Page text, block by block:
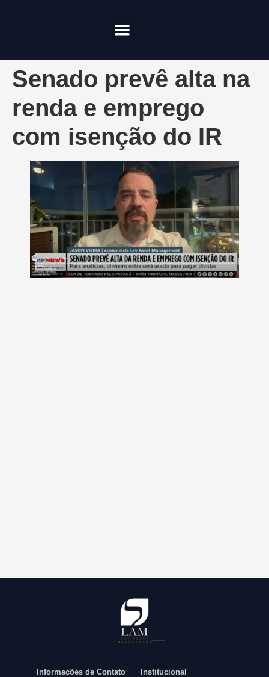
Senado prevê alta na
renda e emprego
com isenção do IR
Informações de Contato
Institucional